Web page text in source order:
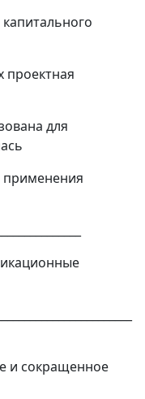
проектная
для
и сокращенное